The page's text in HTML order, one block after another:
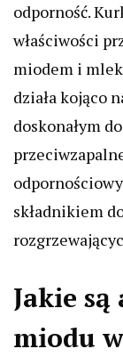
odporność.
właściwości
miodem i
działa kojąco
doskonałym
składnikiem
Jakie
miodu